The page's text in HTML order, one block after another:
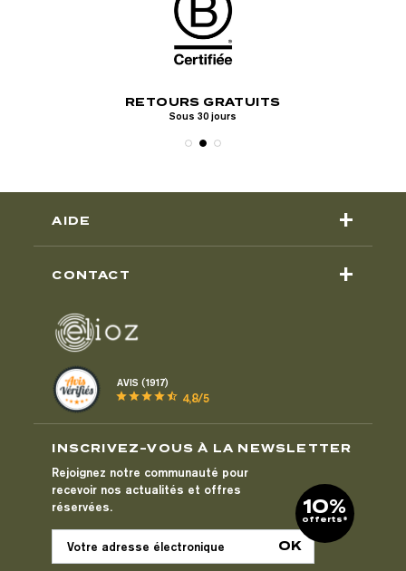
RETOURS GRATUITS
Sous 30 jours
AIDE +
CONTACT +
AVIS (1917)
starstarstarstarstar_half 4,8/5
INSCRIVEZ-VOUS À LA NEWSLETTER
Rejoignez notre communauté pour
recevoir nos actualités et offres
réservées.
10%
offerts*